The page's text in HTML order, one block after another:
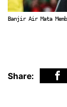
Banjir Air Mata
Share: